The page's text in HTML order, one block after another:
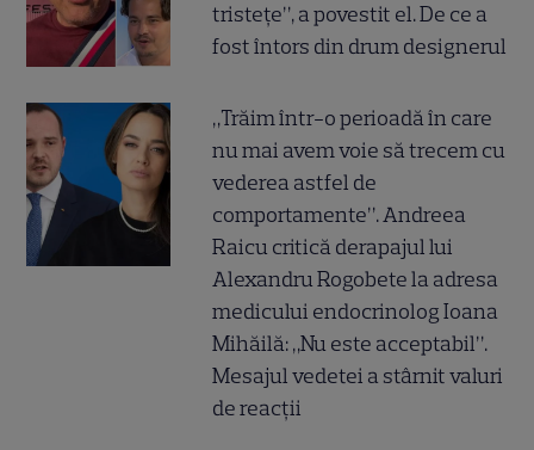
tristețe”, a povestit el. De ce a
fost întors din drum designerul
„Trăim într-o perioadă în care
nu mai avem voie să trecem cu
vederea astfel de
comportamente”. Andreea
Raicu critică derapajul lui
Alexandru Rogobete la adresa
medicului endocrinolog Ioana
Mihăilă: „Nu este acceptabil”.
Mesajul vedetei a stârnit valuri
de reacții